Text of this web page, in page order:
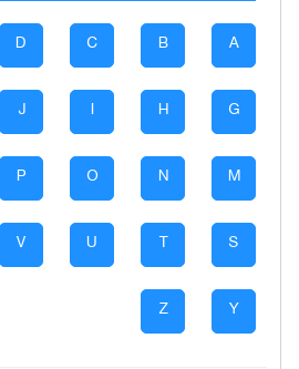
A
B
C
D
G
H
I
J
M
N
O
P
S
T
U
V
Y
Z